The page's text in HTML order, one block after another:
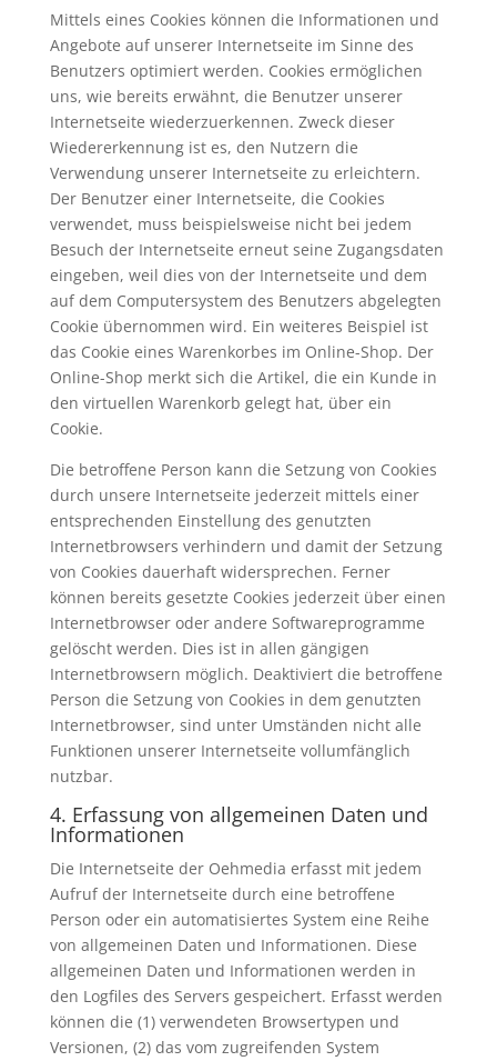
Mittels eines Cookies können die Informationen und
Angebote auf unserer Internetseite im Sinne des
Benutzers optimiert werden. Cookies ermöglichen
uns, wie bereits erwähnt, die Benutzer unserer
Internetseite wiederzuerkennen. Zweck dieser
Wiedererkennung ist es, den Nutzern die
Verwendung unserer Internetseite zu erleichtern.
Der Benutzer einer Internetseite, die Cookies
verwendet, muss beispielsweise nicht bei jedem
Besuch der Internetseite erneut seine Zugangsdaten
eingeben, weil dies von der Internetseite und dem
auf dem Computersystem des Benutzers abgelegten
Cookie übernommen wird. Ein weiteres Beispiel ist
das Cookie eines Warenkorbes im Online-Shop. Der
Online-Shop merkt sich die Artikel, die ein Kunde in
den virtuellen Warenkorb gelegt hat, über ein
Cookie.
Die betroffene Person kann die Setzung von Cookies
durch unsere Internetseite jederzeit mittels einer
entsprechenden Einstellung des genutzten
Internetbrowsers verhindern und damit der Setzung
von Cookies dauerhaft widersprechen. Ferner
können bereits gesetzte Cookies jederzeit über einen
Internetbrowser oder andere Softwareprogramme
gelöscht werden. Dies ist in allen gängigen
Internetbrowsern möglich. Deaktiviert die betroffene
Person die Setzung von Cookies in dem genutzten
Internetbrowser, sind unter Umständen nicht alle
Funktionen unserer Internetseite vollumfänglich
nutzbar.
4. Erfassung von allgemeinen Daten und
Informationen
Die Internetseite der Oehmedia erfasst mit jedem
Aufruf der Internetseite durch eine betroffene
Person oder ein automatisiertes System eine Reihe
von allgemeinen Daten und Informationen. Diese
allgemeinen Daten und Informationen werden in
den Logfiles des Servers gespeichert. Erfasst werden
können die (1) verwendeten Browsertypen und
Versionen, (2) das vom zugreifenden System